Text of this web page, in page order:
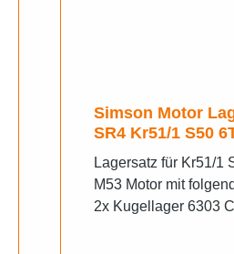
Simson Motor
SR4 Kr51/1 S50
Lagersatz für Kr51/1
M53 Motor mit
2x Kugellager 6303